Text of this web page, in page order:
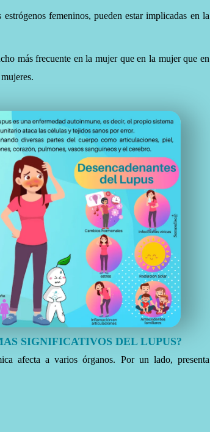
femeninos, pueden estar implicadas en la
más frecuente en la mujer que en la mujer que en
SIGNIFICATIVOS DEL LUPUS?
afecta a varios órganos. Por un lado, presenta